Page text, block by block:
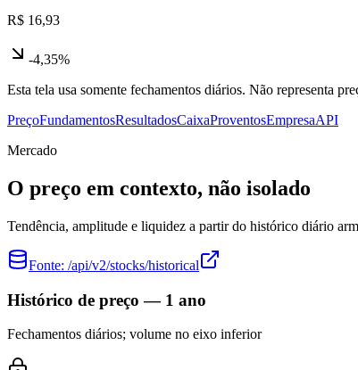
R$ 16,93
-4,35%
Esta tela usa somente fechamentos diários. Não representa
PreçoFundamentosResultadosCaixaProventosEmpresaAPI
Mercado
O preço em contexto, não isolado
Tendência, amplitude e liquidez a partir do histórico diário
Fonte: /api/v2/stocks/historical
Histórico de preço — 1 ano
Fechamentos diários; volume no eixo inferior